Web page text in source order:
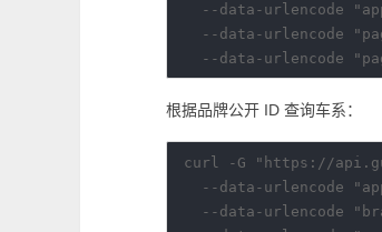
--data-urlencode
--data-urlencode
根据品牌公开 ID 查询车系：
curl -G "https://
--data-urlencode
--data-urlencode